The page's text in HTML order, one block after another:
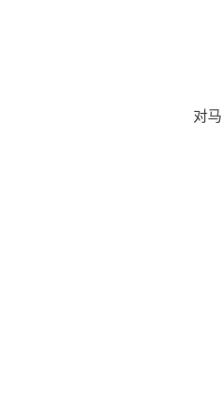
对